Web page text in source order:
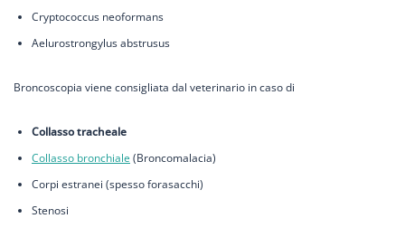
Cryptococcus neoformans
Aelurostrongylus abstrusus
Broncoscopia viene consigliata dal veterinario in caso di
Collasso tracheale
Collasso bronchiale (Broncomalacia)
Corpi estranei (spesso forasacchi)
Stenosi